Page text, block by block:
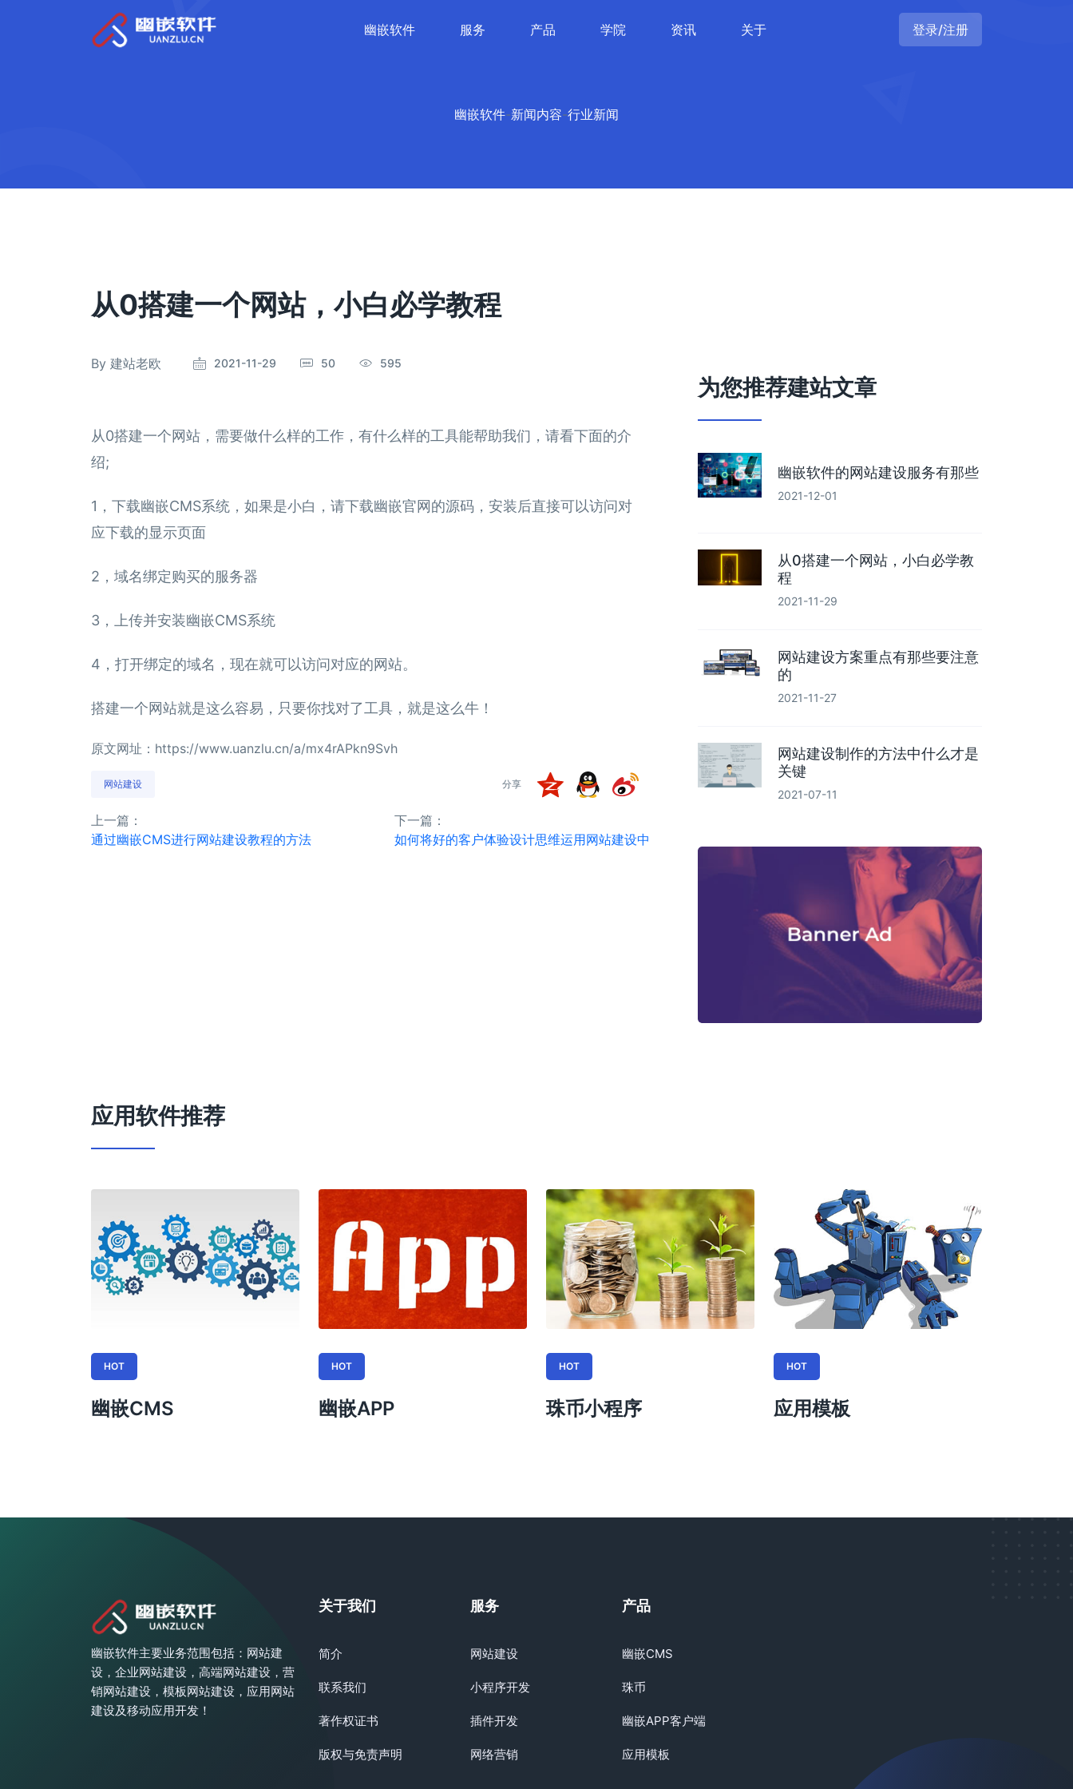
幽嵌软件 服务 产品 学院 资讯 关于 登录/注册
幽嵌软件-新闻内容-行业新闻
从0搭建一个网站，小白必学教程
By 建站老欧 2021-11-29 50 595
从0搭建一个网站，需要做什么样的工作，有什么样的工具能帮助我们，请看下面的介
绍;
1，下载幽嵌CMS系统，如果是小白，请下载幽嵌官网的源码，安装后直接可以访问对
应下载的显示页面
2，域名绑定购买的服务器
3，上传并安装幽嵌CMS系统
4，打开绑定的域名，现在就可以访问对应的网站。
搭建一个网站就是这么容易，只要你找对了工具，就是这么牛！
原文网址：https://www.uanzlu.cn/a/mx4rAPkn9Svh
网站建设 分享
上一篇：
通过幽嵌CMS进行网站建设教程的方法
下一篇：
如何将好的客户体验设计思维运用网站建设中
为您推荐建站文章
幽嵌软件的网站建设服务有那些
2021-12-01
从0搭建一个网站，小白必学教
程
2021-11-29
网站建设方案重点有那些要注意
的
2021-11-27
网站建设制作的方法中什么才是
关键
2021-07-11
应用软件推荐
HOT
幽嵌CMS
HOT
幽嵌APP
HOT
珠币小程序
HOT
应用模板
幽嵌软件主要业务范围包括：网站建
设，企业网站建设，高端网站建设，营
销网站建设，模板网站建设，应用网站
建设及移动应用开发！
关于我们
简介
联系我们
著作权证书
版权与免责声明
服务
网站建设
小程序开发
插件开发
网络营销
产品
幽嵌CMS
珠币
幽嵌APP客户端
应用模板